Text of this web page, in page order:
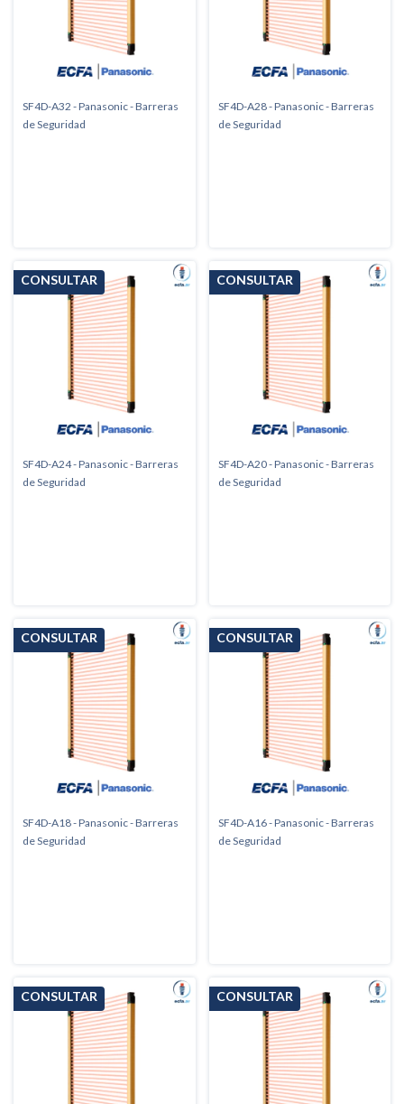
SF4D-A32 - Panasonic - Barreras
de Seguridad
SF4D-A28 - Panasonic - Barreras
de Seguridad
SF4D-A24 - Panasonic - Barreras
de Seguridad
SF4D-A20 - Panasonic - Barreras
de Seguridad
SF4D-A18 - Panasonic - Barreras
de Seguridad
SF4D-A16 - Panasonic - Barreras
de Seguridad